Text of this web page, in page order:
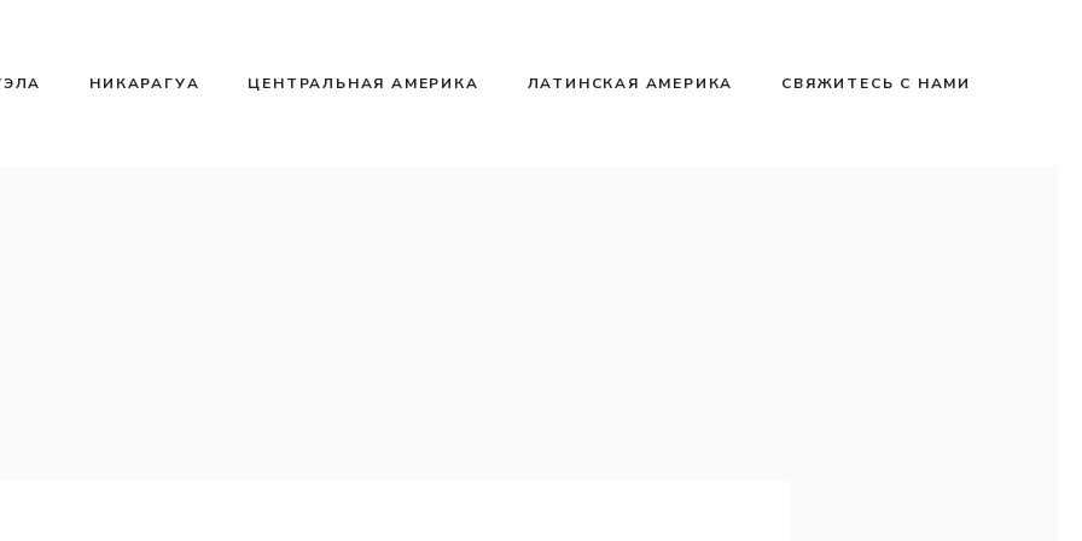
НИКАРАГУА ЦЕНТРАЛЬНАЯ АМЕРИКА ЛАТИНСКАЯ АМЕРИКА СВЯЖИТЕСЬ С НАМИ